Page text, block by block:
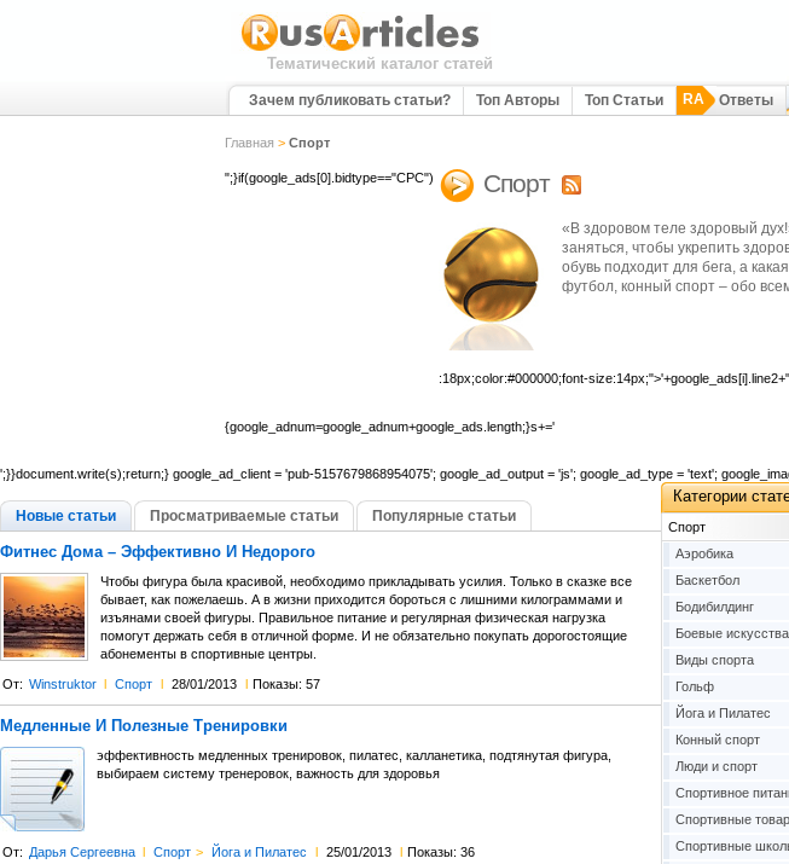
Тематический каталог статей
Зачем публиковать статьи? Топ Авторы Топ Статьи RA Ответы
Главная > Спорт
Спорт
«В здоровом теле здоровый
заняться, чтобы укрепить
обувь подходит для бега, а
футбол, конный спорт – обо
:18px;color:#000000;font-
";}if(google_ads[0].bidtype=="CPC")
{google_adnum=google_adnum+google_ads.length;}s+='
';}}document.write(s);return;} google_ad_client = 'pub-5157679868954075'; google_ad_output = 'js'; google_ad_type = 'text';
Новые статьи Просматриваемые статьи Популярные статьи
Фитнес Дома – Эффективно И Недорого
Чтобы фигура была красивой, необходимо прикладывать усилия. Только в сказке все
бывает, как пожелаешь. А в жизни приходится бороться с лишними килограммами и
изъянами своей фигуры. Правильное питание и регулярная физическая нагрузка
помогут держать себя в отличной форме. И не обязательно покупать дорогостоящие
абонементы в спортивные центры.
От: Winstruktor l Спорт l 28/01/2013 l Показы: 57
Медленные И Полезные Тренировки
эффективность медленных тренировок, пилатес, калланетика, подтянутая фигура,
выбираем систему тренеровок, важность для здоровья
От: Дарья Сергеевна l Спорт > Йога и Пилатес l 25/01/2013 l Показы: 36
Категории
Спорт
Аэробика
Баскетбол
Бодибилдинг
Боевые искусства
Виды спорта
Гольф
Йога и Пилатес
Конный спорт
Люди и спорт
Спортивное
Спортивные
Спортивные